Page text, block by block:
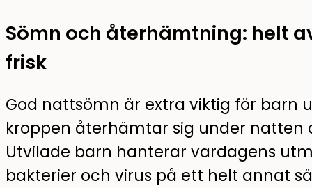
Sömn och återhämtning: helt
frisk
God nattsömn är extra viktig för barn
kroppen återhämtar sig under natten
Utvilade barn hanterar vardagens
bakterier och virus på ett helt annat